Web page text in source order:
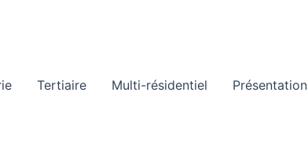
Tertiaire Multi-résidentiel Présentation